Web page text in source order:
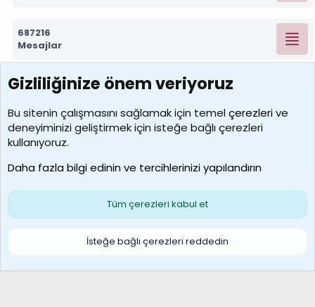
687216
Mesajlar
7388
Kullanıcılar
borabekirogluu
Son üye
Çerezler
S
Gizliliğinize önem veriyoruz
Bu sitenin çalışmasını sağlamak için temelçerezlerive
deneyiminizi geliştirmek için isteğe bağlı çerezleri
kullanıyoruz.
Daha fazla bilgi edinin ve tercihlerinizi yapılandırın
Tüm çerezleri kabul et
İsteğe bağlı çerezleri reddedin